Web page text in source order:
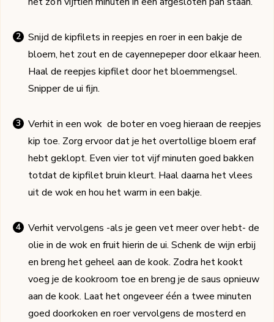
Snijd de kipfilets in reepjes en roer in een bakje de
bloem, het zout en de cayennepeper door elkaar heen.
Haal de reepjes kipfilet door het bloemmengsel.
Snipper de ui fijn.
Verhit in een wok de boter en voeg hieraan de reepjes
kip toe. Zorg ervoor dat je het overtollige bloem eraf
hebt geklopt. Even vier tot vijf minuten goed bakken
totdat de kipfilet bruin kleurt. Haal daarna het vlees
uit de wok en hou het warm in een bakje.
Verhit vervolgens -als je geen vet meer over hebt- de
olie in de wok en fruit hierin de ui. Schenk de wijn erbij
en breng het geheel aan de kook. Zodra het kookt
voeg je de kookroom toe en breng je de saus opnieuw
aan de kook. Laat het ongeveer één a twee minuten
goed doorkoken en roer vervolgens de mosterd en